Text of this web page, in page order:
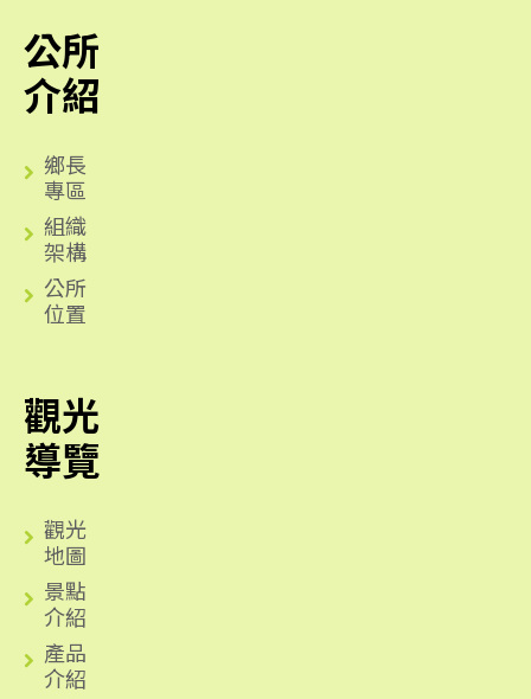
公所
介紹
鄉長
專區
組織
架構
公所
位置
觀光
導覽
觀光
地圖
景點
介紹
產品
介紹